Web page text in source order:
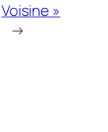
Voisine »
→